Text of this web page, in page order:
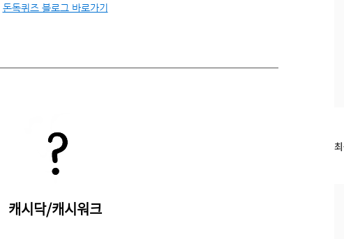
돈독퀴즈 블로그 바로가기
캐시닥/캐시워크
최